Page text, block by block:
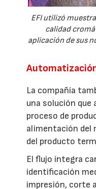
EFI utilizó
calidad
aplicación de sus
La compañía
una solución
proceso de
alimentación del
del producto
El flujo integra
identificación
impresión, corte